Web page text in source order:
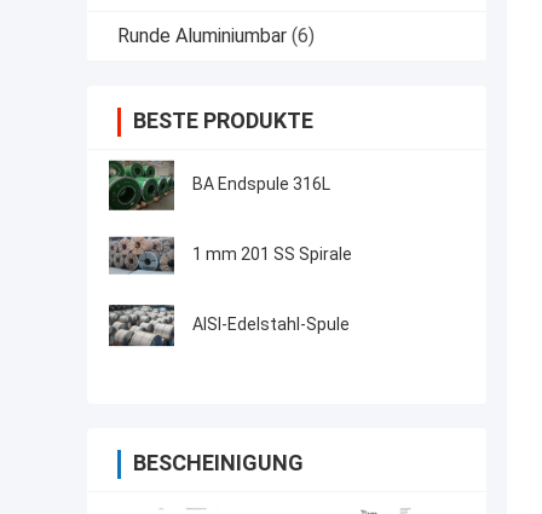
Runde Aluminiumbar (6)
BESTE PRODUKTE
BA Endspule 316L
1 mm 201 SS Spirale
AISI-Edelstahl-Spule
BESCHEINIGUNG